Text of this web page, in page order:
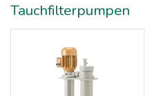
Tauchfilterpumpen